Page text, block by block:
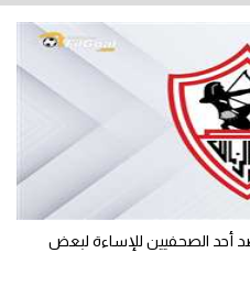
ضد أحد الصحفيين للإساءة لبعض